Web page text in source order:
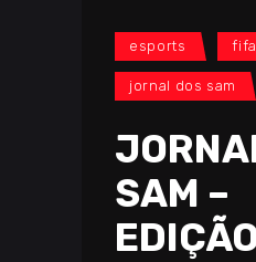
esports fifa
jornal dos sam
SAM –